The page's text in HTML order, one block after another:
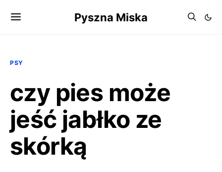
Pyszna Miska
PSY
czy pies może
jeść jabłko ze
skórką